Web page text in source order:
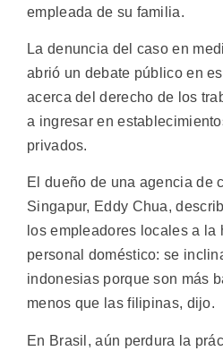
empleada de su familia.
La denuncia del caso en
abrió un debate público en
acerca del derecho de los
a ingresar en
privados.
El dueño de una agencia de
Singapur, Eddy Chua,
los empleadores locales a la
personal doméstico: se
indonesias porque son más
menos que las filipinas, dijo.
En Brasil, aún perdura la